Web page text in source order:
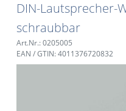
DIN-Lautsprecher-
schraubbar
Art.Nr.: 0205005
EAN / GTIN: 4011376720832